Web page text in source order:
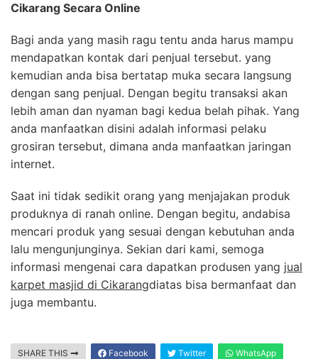
Cikarang Secara Online
Bagi anda yang masih ragu tentu anda harus mampu
mendapatkan kontak dari penjual tersebut. yang
kemudian anda bisa bertatap muka secara langsung
dengan sang penjual. Dengan begitu transaksi akan
lebih aman dan nyaman bagi kedua belah pihak. Yang
anda manfaatkan disini adalah informasi pelaku
grosiran tersebut, dimana anda manfaatkan jaringan
internet.
Saat ini tidak sedikit orang yang menjajakan produk
produknya di ranah online. Dengan begitu, andabisa
mencari produk yang sesuai dengan kebutuhan anda
lalu mengunjunginya. Sekian dari kami, semoga
informasi mengenai cara dapatkan produsen yang jual
karpet masjid di Cikarangdiatas bisa bermanfaat dan
juga membantu.
SHARE THIS Facebook Twitter WhatsApp